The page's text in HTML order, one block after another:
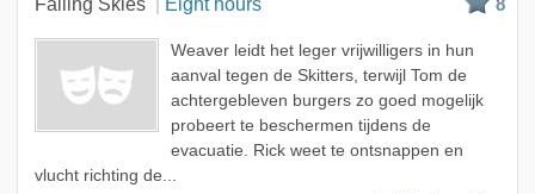
8
Weaver leidt het leger vrijwilligers in hun
aanval tegen de Skitters, terwijl Tom de
achtergebleven burgers zo goed mogelijk
probeert te beschermen tijdens de
evacuatie. Rick weet te ontsnappen en
vlucht richting de...